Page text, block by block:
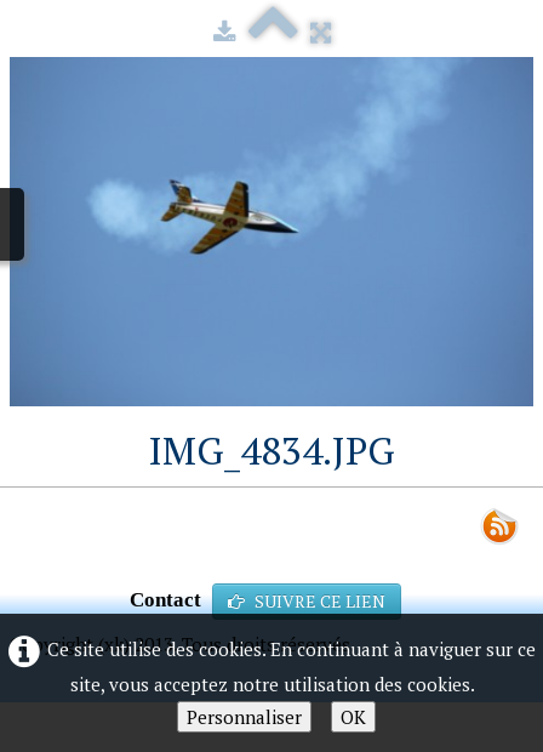
Hebergements
IMG_4834.JPG
Contact SUIVRE CE LIEN
Copyright (xk) 2013. Tous droits réservés.
Ce site utilise des cookies. En continuant à naviguer sur ce
site, vous acceptez notre utilisation des cookies.
Personnaliser
OK